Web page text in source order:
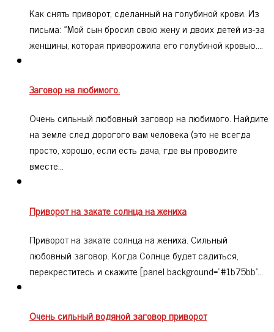
Как снять приворот, сделанный на голубиной крови. Из
письма: «Мой сын бросил свою жену и двоих детей из-за
женщины, которая приворожила его голубиной кровью.…
Заговор на любимого.
Очень сильный любовный заговор на любимого. Найдите
на земле след дорогого вам человека (это не всегда
просто, хорошо, если есть дача, где вы проводите
вместе…
Приворот на закате солнца на жениха
Приворот на закате солнца на жениха. Сильный
любовный заговор. Когда Солнце будет садиться,
перекреститесь и скажите [panel background="#1b75bb"…
Очень сильный водяной заговор приворот